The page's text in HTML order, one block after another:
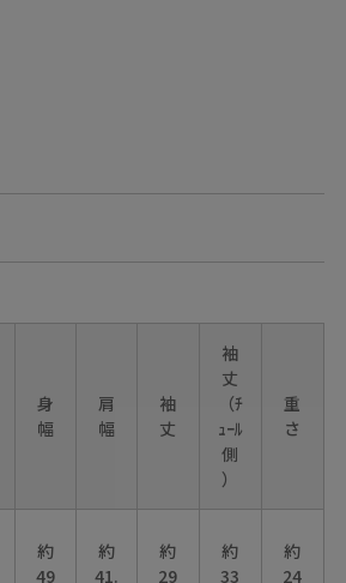
身
幅
肩
幅
袖
丈
袖
丈
（ﾁ
ｭｰﾙ
側
）
重
さ
約
49
約
41.
約
29
約
33
約
24